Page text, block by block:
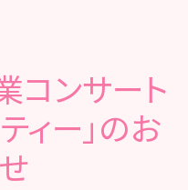
コンサート
ィー」のお